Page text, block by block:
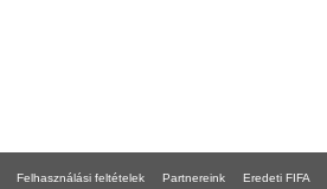
Felhasználási feltételek Partnereink Eredeti FIFA